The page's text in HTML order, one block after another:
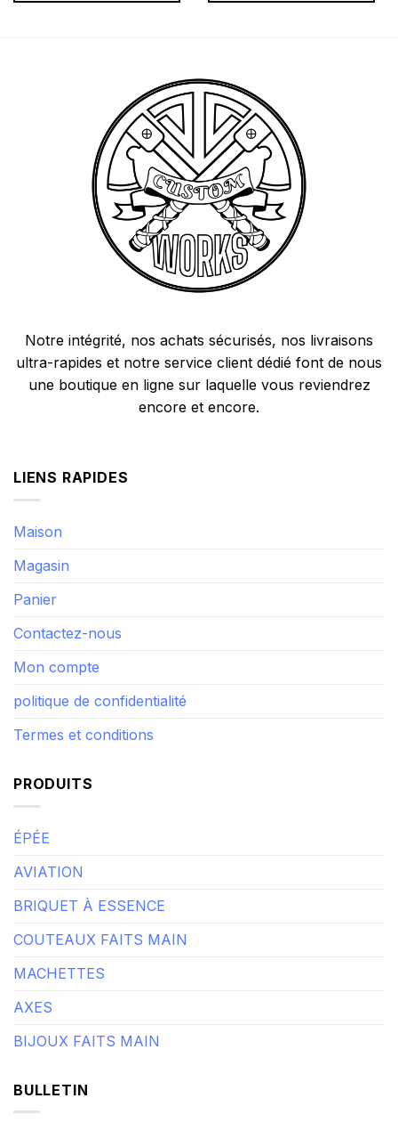
Notre intégrité, nos achats sécurisés, nos livraisons
ultra-rapides et notre service client dédié font de nous
une boutique en ligne sur laquelle vous reviendrez
encore et encore.
LIENS RAPIDES
Maison
Magasin
Panier
Contactez-nous
Mon compte
politique de confidentialité
Termes et conditions
PRODUITS
ÉPÉE
AVIATION
BRIQUET À ESSENCE
COUTEAUX FAITS MAIN
MACHETTES
AXES
BIJOUX FAITS MAIN
BULLETIN